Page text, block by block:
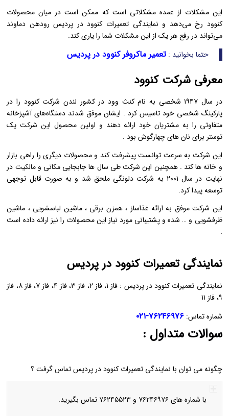
این مشکلات از عمده مشکلاتی است که ممکن است در میان محصولات
کنوود رخ می‌دهد و نمایندگی تعمیرات کنوود در پردیس رودهن دماوند
می‌تواند در رفع هر یک از این مشکلات شما را یاری کند.
حتما بخوانید :تعمیر ماکروفر کنوود در پردیس
معرفی شرکت کنوود
در سال ۱۹۴۷ شخصی به نام کنث وود در کشور لندن شرکت کنوود را در
پارکینگ شخصی خود تاسیس کرد . ایشان موفق شدند دستگاه‌های آشپزخانه
متفاوتی را به مشتریان خود ارائه دهند و اولین محصول این شرکت یک
توستر برای نان‌ های چهارگوش بود .
این شرکت به سرعت توانست پیشرفت کند و محصولات دیگری را راهی بازار
و خانه‌ ها کند . همچنین این شرکت طی سال‌ ها جابجایی مکانی و مالکیت در
نهایت در سال ۲۰۰۱ به شرکت دلونگی ملحق شد و به صورت قابل توجهی
توسعه پیدا کرد.
این شرکت موفق به ارائه غذاساز ، همزن برقی ، ماشین لباسشویی ، ماشین
ظرفشویی و … شده و پشتیبانی مورد نیاز این محصولات را نیز ارائه داده است
.
نمایندگی تعمیرات کنوود در پردیس
نمایندگی تعمیرات کنوود در پردیس : فاز ۱، فاز ۲، فاز ۳، فاز ۴، فاز ۷، فاز ۸، فاز
۹، فاز ۱۱
شماره تماس:۷۶۲۴۶۹۷۶-۰۲۱
سوالات متداول :
چگونه می‌ توان با نمایندگی تعمیرات کنوود در پردیس تماس گرفت ؟
با شماره‌ های ۷۶۲۴۶۹۷۶ و ۷۶۲۴۵۵۲۳ تماس بگیرید.